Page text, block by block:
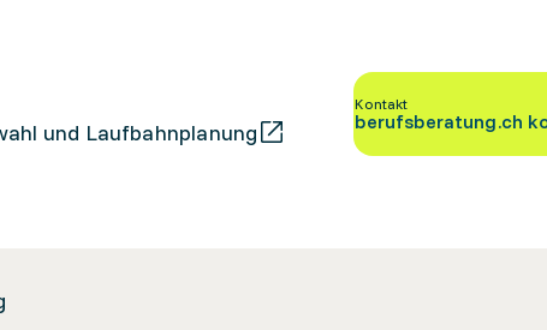
und Laufbahnplanung
Kontakt
berufsberatung.ch